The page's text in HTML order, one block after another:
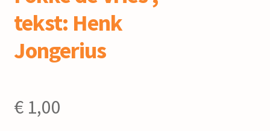
tekst: Henk
Jongerius
€1,00